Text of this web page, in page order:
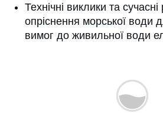
Технічні виклики та
опріснення морської води
вимог до живильної води